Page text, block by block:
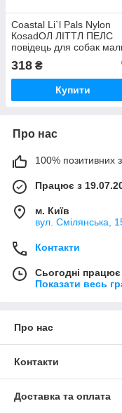
Coastal Li`l Pals Nylon
КosadОЛ ЛІТТЛ ПЕЛС
повідець для собак
318 ₴
Купити
Про нас
100% позитивних з
Працює з
м. Київ
вул. Смілянська,
Контакти
Сьогодні
Показати весь
Про нас
Контакти
Доставка та оплата